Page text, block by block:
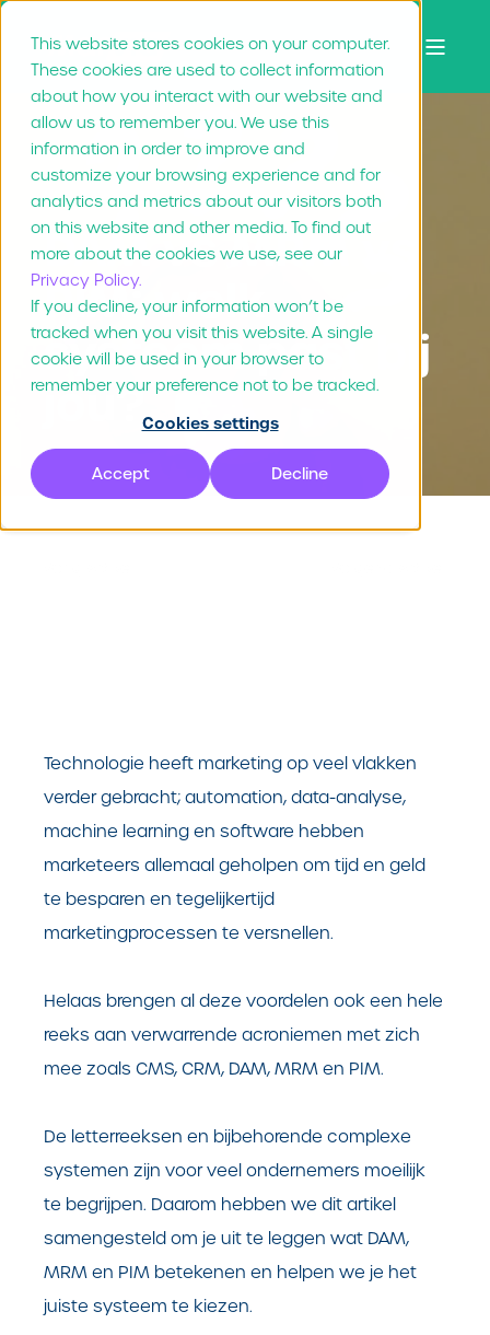
This website stores cookies on your computer.
These cookies are used to collect information
about how you interact with our website and
allow us to remember you. We use this
information in order to improve and
customize your browsing experience and for
analytics and metrics about our visitors both
on this website and other media. To find out
more about the cookies we use, see our
Privacy Policy.
If you decline, your information won’t be
tracked when you visit this website. A single
cookie will be used in your browser to
remember your preference not to be tracked.
Cookies settings
Accept Decline
Rae Repanshek 10.05.2021 7 min lezen
DAM vs MRM vs
PIM: welk
systeem past bij
jou?
Technologie heeft marketing op veel vlakken
verder gebracht; automation, data-analyse,
machine learning en software hebben
marketeers allemaal geholpen om tijd en geld
te besparen en tegelijkertijd
marketingprocessen te versnellen.
Helaas brengen al deze voordelen ook een hele
reeks aan verwarrende acroniemen met zich
mee zoals CMS, CRM, DAM, MRM en PIM.
De letterreeksen en bijbehorende complexe
systemen zijn voor veel ondernemers moeilijk
te begrijpen. Daarom hebben we dit artikel
samengesteld om je uit te leggen wat DAM,
MRM en PIM betekenen en helpen we je het
juiste systeem te kiezen.